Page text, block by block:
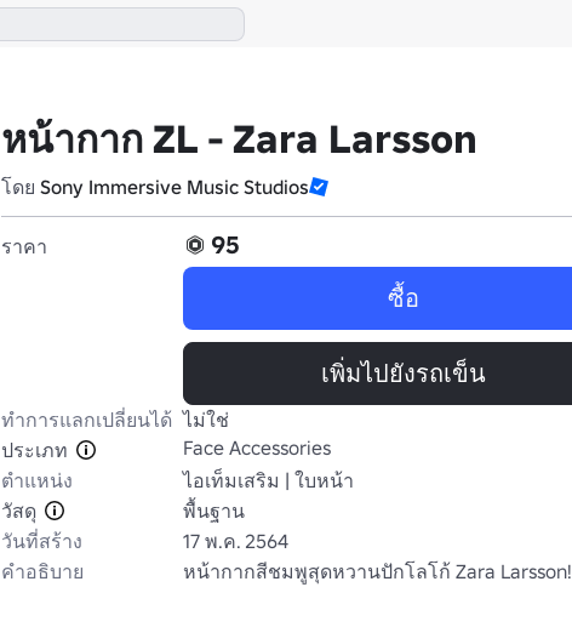
หน้ากาก ZL - Zara Larsson
โดย Sony Immersive Music Studios
ราคา
95
ซื้อ
เพิ่มไปยังรถเข็น
ทำการแลกเปลี่ยนได้ ไม่ใช่
ประเภท
Face Accessories
ตำแหน่ง
ไอเท็มเสริม | ใบหน้า
วัสดุ
พื้นฐาน
วันที่สร้าง
17 พ.ค. 2564
คำอธิบาย
หน้ากากสีชมพูสุดหวานปักโลโก้ Zara Larsson!